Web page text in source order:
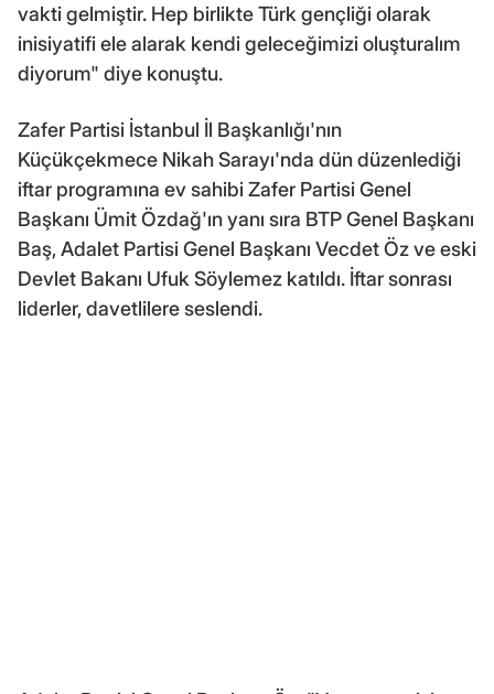
vakti gelmiştir. Hep birlikte Türk gençliği olarak
inisiyatifi ele alarak kendi geleceğimizi oluşturalım
diyorum" diye konuştu.
Zafer Partisi İstanbul İl Başkanlığı'nın
Küçükçekmece Nikah Sarayı'nda dün düzenlediği
iftar programına ev sahibi Zafer Partisi Genel
Başkanı Ümit Özdağ'ın yanı sıra BTP Genel Başkanı
Baş, Adalet Partisi Genel Başkanı Vecdet Öz ve eski
Devlet Bakanı Ufuk Söylemez katıldı. İftar sonrası
liderler, davetlilere seslendi.